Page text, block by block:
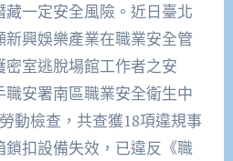
一定安全風險。近日臺北
興娛樂產業在職業安全管
室逃脫場館工作者之安
安署南區職業安全衛生中
動檢查，共查獲18項違規事
扣設備失效，已違反《職